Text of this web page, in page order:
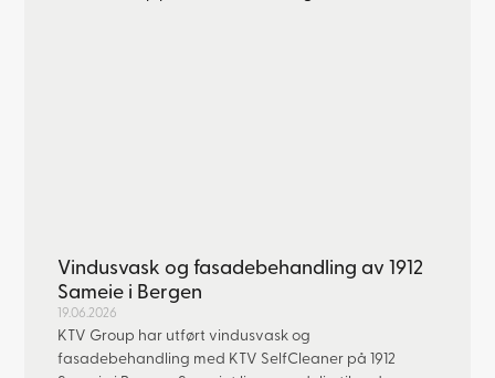
Vindusvask og fasadebehandling av 1912
Sameie i Bergen
19.06.2026
KTV Group har utført vindusvask og
fasadebehandling med KTV SelfCleaner på 1912